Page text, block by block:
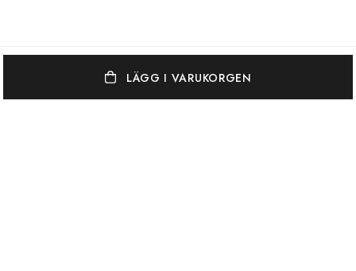
LÄGG I VARUKORGEN